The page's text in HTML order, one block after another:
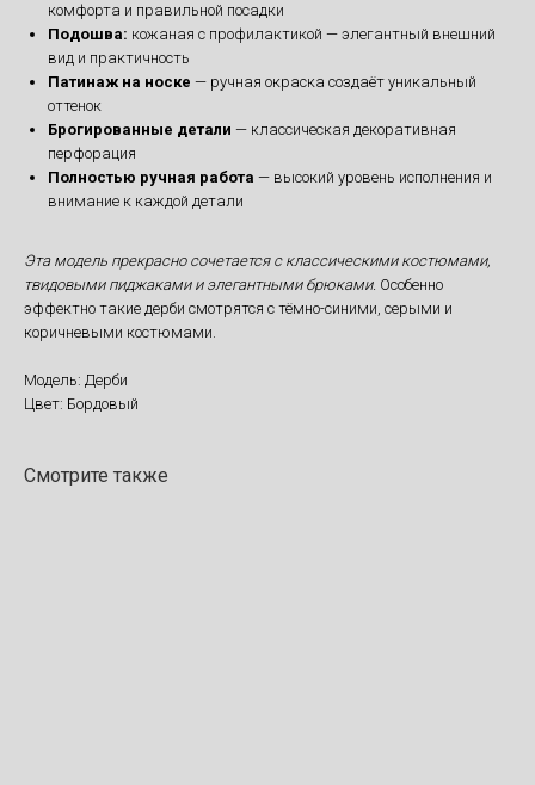
комфорта и правильной посадки
Подошва: кожаная с профилактикой — элегантный внешний
вид и практичность
Патинаж на носке — ручная окраска создаёт уникальный
оттенок
Брогированные детали — классическая декоративная
перфорация
Полностью ручная работа — высокий уровень исполнения и
внимание к каждой детали
Эта модель прекрасно сочетается с классическими костюмами,
твидовыми пиджаками и элегантными брюками. Особенно
эффектно такие дерби смотрятся с тёмно-синими, серыми и
коричневыми костюмами.
Модель: Дерби
Цвет: Бордовый
Смотрите также